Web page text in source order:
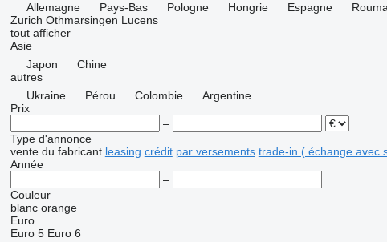
Allemagne
Pays-Bas Pologne Hongrie Espagne
Zurich Othmarsingen Lucens
tout afficher
Asie
Japon
Chine
autres
Ukraine
Pérou Colombie
Argentine
Prix
–
Type d'annonce
vente du fabricant leasing crédit par versements trade-in ( échange avec
Année
–
Couleur
blanc orange
Euro
Euro 5 Euro 6